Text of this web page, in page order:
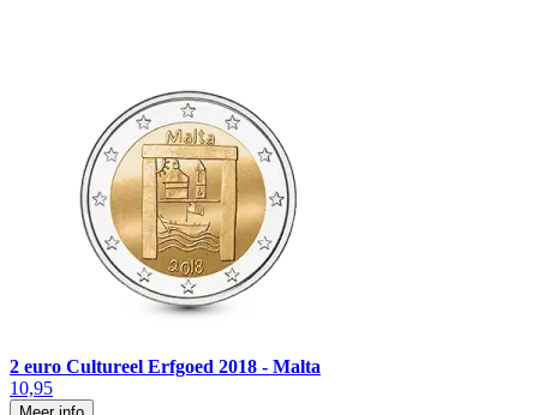
2 euro Cultureel Erfgoed 2018 - Malta
10,95